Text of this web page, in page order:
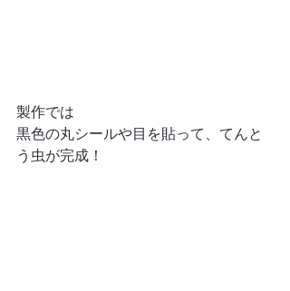
製作では
黒色の丸シールや目を貼って、てんと
う虫が完成！